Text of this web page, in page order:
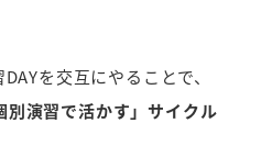
を交互にやることで、
別演習で活かす」サイクル